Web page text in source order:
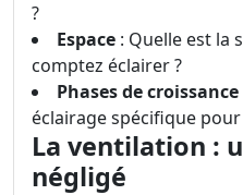
?
Espace : Quelle est la
comptez éclairer ?
Phases de croissance
éclairage spécifique
La ventilation :
négligé